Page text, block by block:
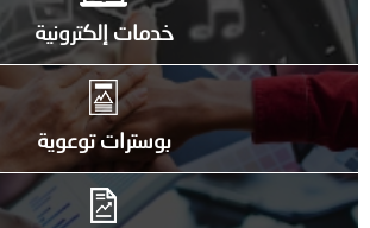
خدمات إلكترونية
بوسترات توعوية